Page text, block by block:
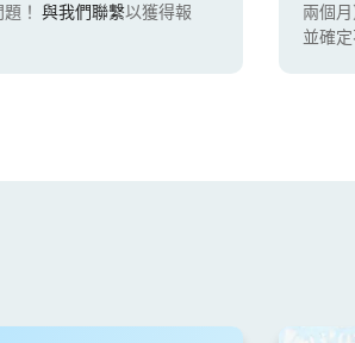
！ 與我們聯繫以獲得報
兩個
並確